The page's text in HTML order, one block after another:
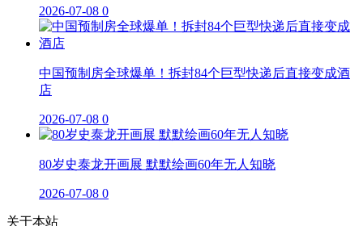
2026-07-08 0
中国预制房全球爆单！拆封84个巨型快递后直接变成酒
店
2026-07-08 0
80岁史泰龙开画展 默默绘画60年无人知晓
2026-07-08 0
关于本站